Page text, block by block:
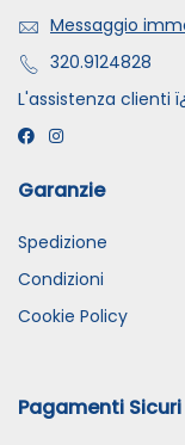
Messaggio
320.9124828
L'assistenza clienti
Garanzie
Spedizione
Condizioni
Cookie Policy
Pagamenti Sicuri